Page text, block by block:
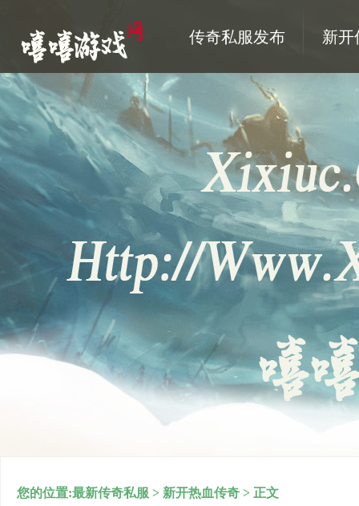
传奇私服发布 新开
您的位置:最新传奇私服 > 新开热血传奇 > 正文